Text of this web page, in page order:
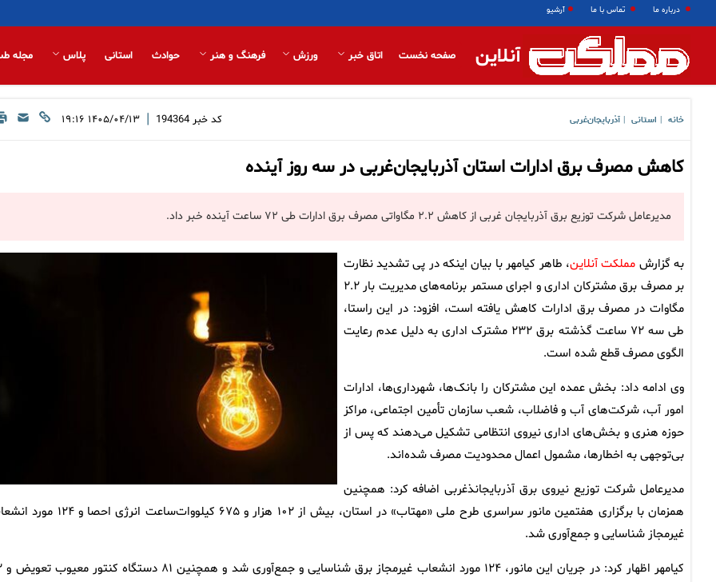
درباره ما تماس با ما آرشیو
آنلاین صفحه نخست اتاق خبر ورزش فرهنگ و هنر حوادث استانی پلاس مجله
خانه استانی آذربایجان‌غربی کد خبر 194364
| ۱۴۰۵/۰۴/۱۳ ۱۹:۱۶
کاهش مصرف برق ادارات استان آذربایجان‌غربی در سه روز آینده
مدیرعامل شرکت توزیع برق آذربایجان غربی از کاهش ۲.۲ مگاواتی مصرف برق ادارات طی ۷۲ ساعت آینده خبر داد.
به گزارش مملکت آنلاین، طاهر کیامهر با بیان اینکه در پی تشدید نظارت
بر مصرف برق مشترکان اداری و اجرای مستمر برنامه‌های مدیریت بار ۲.۲
مگاوات در مصرف برق ادارات کاهش یافته است، افزود: در این راستا،
طی سه ۷۲ ساعت گذشته برق ۲۳۲ مشترک اداری به دلیل عدم رعایت
الگوی مصرف قطع شده است.
وی ادامه داد: بخش عمده این مشترکان را بانک‌ها، شهرداری‌ها، ادارات
امور آب، شرکت‌های آب و فاضلاب، شعب سازمان تأمین اجتماعی، مراکز
حوزه هنری و بخش‌های اداری نیروی انتظامی تشکیل می‌دهند که پس از
بی‌توجهی به اخطارها، مشمول اعمال محدودیت مصرف شده‌اند.
مدیرعامل شرکت توزیع نیروی برق آذربایجانذغربی اضافه کرد: همچنین
همزمان با برگزاری هفتمین مانور سراسری طرح ملی «مهتاب» در استان، بیش از ۱۰۲ هزار و ۶۷۵ کیلووات‌ساعت
غیرمجاز شناسایی و جمع‌آوری شد.
کیامهر اظهار